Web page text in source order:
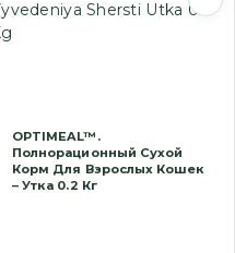
OPTIMEAL™.
Полнорационный Сухой
Корм Для Взрослых Кошек
– Утка 0.2 Кг